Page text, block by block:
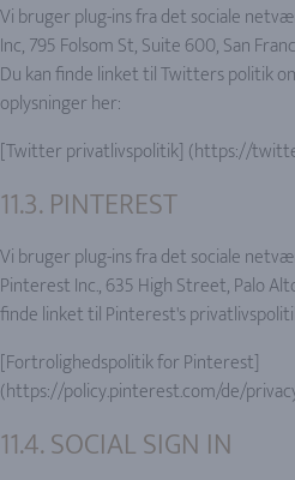
Vi bruger plug-ins fra det sociale
Inc, 795 Folsom St, Suite 600, San
Du kan finde linket til Twitters politik
oplysninger her:
[Twitter privatlivspolitik] (https://
11.3. PINTEREST
Vi bruger plug-ins fra det sociale
Pinterest Inc., 635 High Street, Palo
finde linket til Pinterest's
[Fortrolighedspolitik for Pinterest]
(https://policy.pinterest.com/de/
11.4. SOCIAL SIGN IN